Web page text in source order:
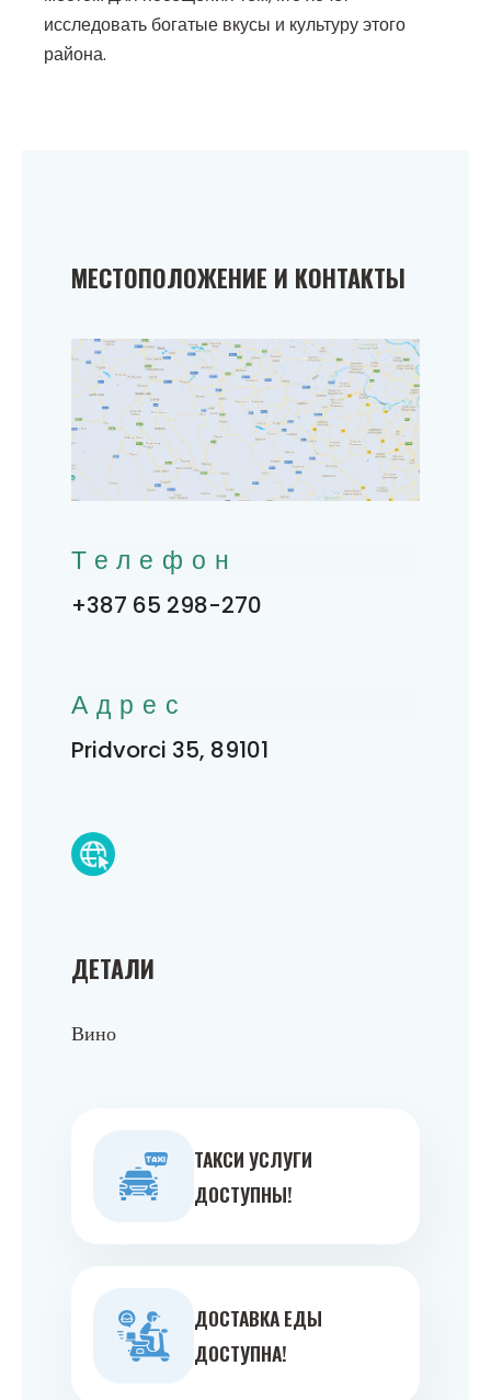
исследовать богатые вкусы и культуру этого
района.
ДЕТАЛИ
Вино
ТАКСИ УСЛУГИ
ДОСТУПНЫ!
ДОСТАВКА ЕДЫ
ДОСТУПНА!
МЕСТОПОЛОЖЕНИЕ И КОНТАКТЫ
Телефон
+387 65 298-270
Адрес
Pridvorci 35, 89101